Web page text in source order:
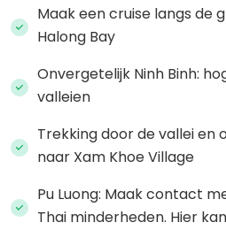
Maak een cruise langs de
Halong Bay
Onvergetelijk Ninh Binh:
valleien
Trekking door de vallei en
naar Xam Khoe Village
Pu Luong: Maak contact
Thai minderheden. Hier